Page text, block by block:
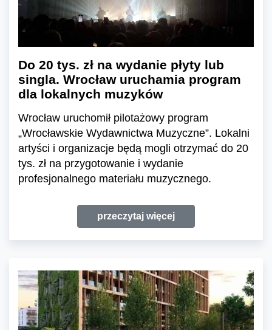
Do 20 tys. zł na wydanie płyty lub
singla. Wrocław uruchamia program
dla lokalnych muzyków
Wrocław uruchomił pilotażowy program
„Wrocławskie Wydawnictwa Muzyczne”. Lokalni
artyści i organizacje będą mogli otrzymać do 20
tys. zł na przygotowanie i wydanie
profesjonalnego materiału muzycznego.
przeczytaj więcej